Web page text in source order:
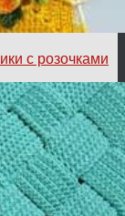
с розочками